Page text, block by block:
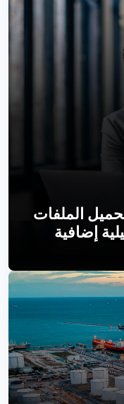
الملفات
إضافية